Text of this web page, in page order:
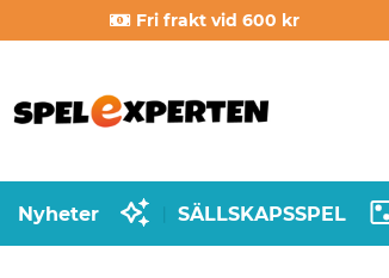
Fri frakt vid 600 kr
Nyheter SÄLLSKAPSSPEL